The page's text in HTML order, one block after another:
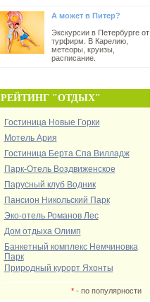
А может в Питер?
Экскурсии в Петербурге от
турфирм. В Карелию,
метеоры, круизы,
расписание.
РЕЙТИНГ "ОТДЫХ"
Гостиница Новые Горки
Мотель Ария
Гостиница Берта Спа Вилладж
Парк-Отель Воздвиженское
Парусный клуб Водник
Пансион Никольский Парк
Эко-отель Романов Лес
Дом отдыха Олимп
Банкетный комплекс Немчиновка
Парк
Природный курорт Яхонты
*- по популярности